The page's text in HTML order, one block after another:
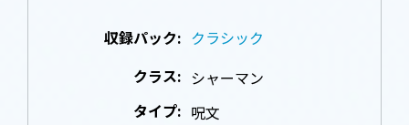
収録パック: クラシック
クラス: シャーマン
タイプ: 呪文